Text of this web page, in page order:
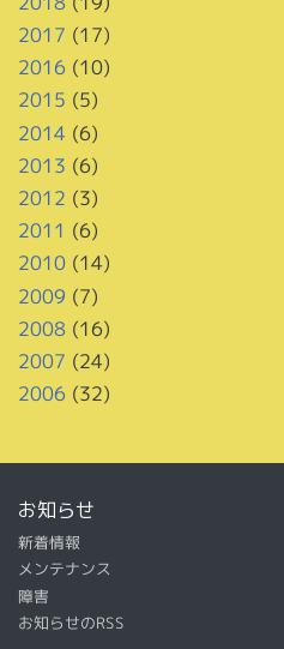
2017 (17)
2016 (10)
2015 (5)
2014 (6)
2013 (6)
2012 (3)
2011 (6)
2010(14)
2009 (7)
2008 (16)
2007 (24)
2006 (32)
お知らせ
新着情報
メンテナンス
障害
お知らせのRSS